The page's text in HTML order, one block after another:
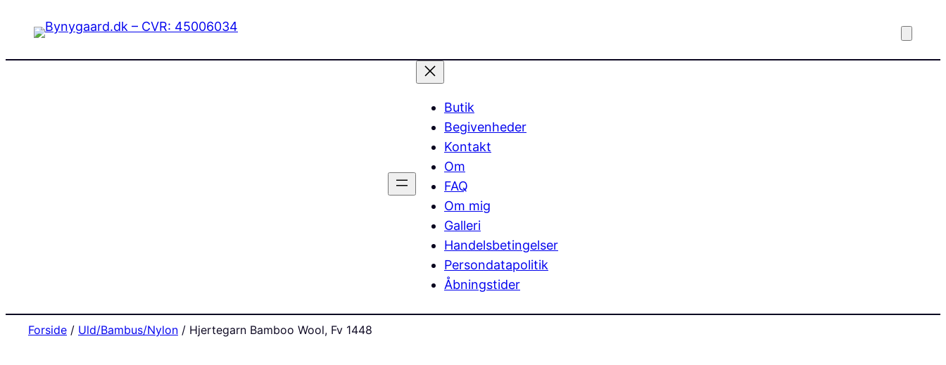
Butik
Begivenheder
Kontakt
Om
FAQ
Om mig
Galleri
Handelsbetingelser
Persondatapolitik
Åbningstider
Forside / Uld/Bambus/Nylon / Hjertegarn Bamboo Wool, Fv 1448